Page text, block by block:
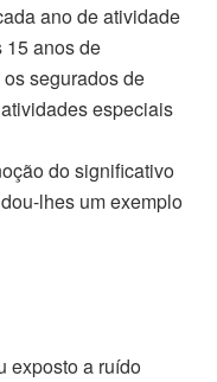
ano de atividade
15 anos de
segurados de
especiais
do significativo
lhes um exemplo
exposto a ruído